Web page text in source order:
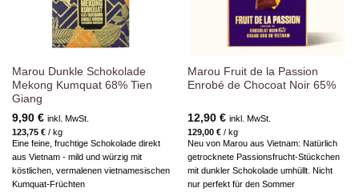
Marou Dunkle Schokolade
Mekong Kumquat 68% Tien
Giang
9,90 € inkl. MwSt.
123,75 €/ kg
Eine feine, fruchtige Schokolade direkt
aus Vietnam - mild und würzig mit
köstlichen, vermalenen vietnamesischen
Kumquat-Früchten
Marou Fruit de la Passion
Enrobé de Chocoat Noir 65%
12,90 € inkl. MwSt.
129,00 €/ kg
Neu von Marou aus Vietnam: Natürlich
getrocknete Passionsfrucht-Stückchen
mit dunkler Schokolade umhüllt. Nicht
nur perfekt für den Sommer